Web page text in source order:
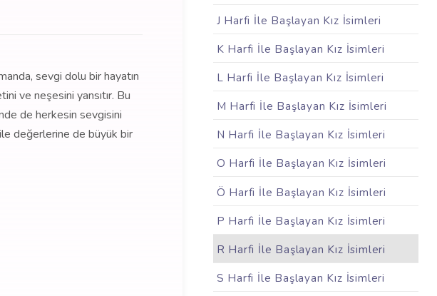
sevgi dolu bir hayatın
ve neşesini yansıtır. Bu
de herkesin sevgisini
değerlerine de büyük bir
J Harfi İle Başlayan Kız İsimleri
K Harfi İle Başlayan Kız İsimleri
L Harfi İle Başlayan Kız İsimleri
M Harfi İle Başlayan Kız İsimleri
N Harfi İle Başlayan Kız İsimleri
O Harfi İle Başlayan Kız İsimleri
Ö Harfi İle Başlayan Kız İsimleri
P Harfi İle Başlayan Kız İsimleri
R Harfi İle Başlayan Kız İsimleri
S Harfi İle Başlayan Kız İsimleri